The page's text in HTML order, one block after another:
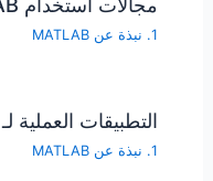
1. نبذة عن MATLAB
التطبيقات العملية لـ MATLAB
1. نبذة عن MATLAB